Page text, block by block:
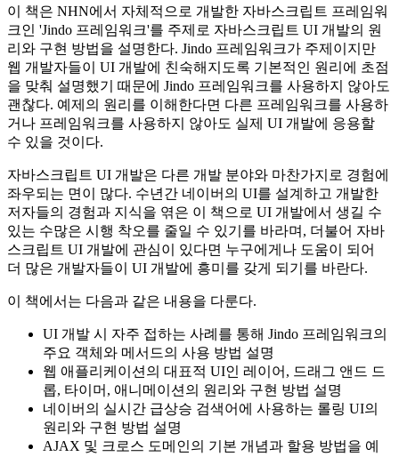
이 책은 NHN에서 자체적으로 개발한 자바스크립트 프레임워
크인 'Jindo 프레임워크'를 주제로 자바스크립트 UI 개발의 원
리와 구현 방법을 설명한다. Jindo 프레임워크가 주제이지만
웹 개발자들이 UI 개발에 친숙해지도록 기본적인 원리에 초점
을 맞춰 설명했기 때문에 Jindo 프레임워크를 사용하지 않아도
괜찮다. 예제의 원리를 이해한다면 다른 프레임워크를 사용하
거나 프레임워크를 사용하지 않아도 실제 UI 개발에 응용할
수 있을 것이다.
자바스크립트 UI 개발은 다른 개발 분야와 마찬가지로 경험에
좌우되는 면이 많다. 수년간 네이버의 UI를 설계하고 개발한
저자들의 경험과 지식을 엮은 이 책으로 UI 개발에서 생길 수
있는 수많은 시행 착오를 줄일 수 있기를 바라며, 더불어 자바
스크립트 UI 개발에 관심이 있다면 누구에게나 도움이 되어
더 많은 개발자들이 UI 개발에 흥미를 갖게 되기를 바란다.
이 책에서는 다음과 같은 내용을 다룬다.
UI 개발 시 자주 접하는 사례를 통해 Jindo 프레임워크의
주요 객체와 메서드의 사용 방법 설명
웹 애플리케이션의 대표적 UI인 레이어, 드래그 앤드 드
롭, 타이머, 애니메이션의 원리와 구현 방법 설명
네이버의 실시간 급상승 검색어에 사용하는 롤링 UI의
원리와 구현 방법 설명
AJAX 및 크로스 도메인의 기본 개념과 할용 방법을 예